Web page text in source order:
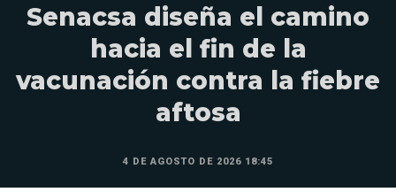
Senacsa diseña el camino
hacia el fin de la
vacunación contra la fiebre
aftosa
4 DE AGOSTO DE 2026 18:45